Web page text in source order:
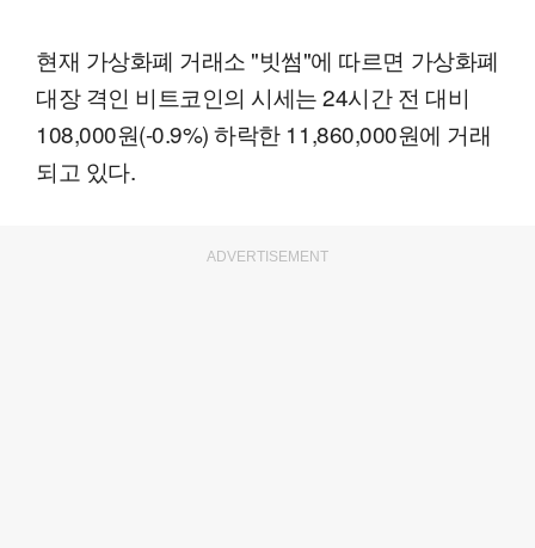
현재 가상화폐 거래소 "빗썸"에 따르면 가상화폐
대장 격인 비트코인의 시세는 24시간 전 대비
108,000원(-0.9%) 하락한 11,860,000원에 거래
되고 있다.
ADVERTISEMENT